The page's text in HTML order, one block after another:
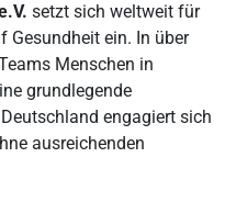
setzt sich weltweit für
Gesundheit ein. In über
Menschen in
grundlegende
engagiert sich
ausreichenden